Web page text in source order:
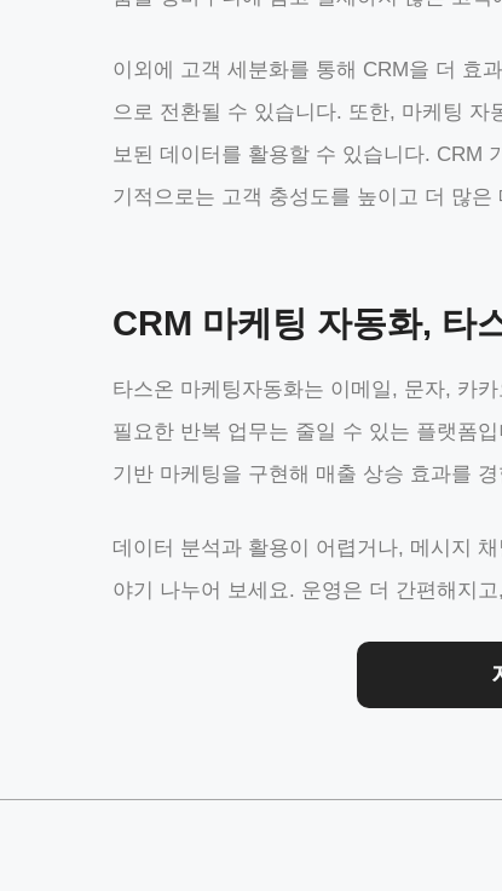
이외에 고객 세분화를 통해 CRM을 더 효
으로 전환될 수 있습니다. 또한, 마케팅
보된 데이터를 활용할 수 있습니다. CRM
기적으로는 고객 충성도를 높이고 더 많
CRM 마케팅 자동화, 타
타스온 마케팅자동화는 이메일, 문자, 카
필요한 반복 업무는 줄일 수 있는 플랫폼
기반 마케팅을 구현해 매출 상승 효과를
데이터 분석과 활용이 어렵거나, 메시지
야기 나누어 보세요. 운영은 더 간편해지